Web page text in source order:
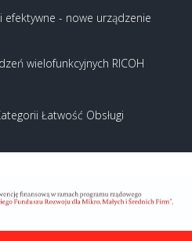
- nowe urządzenie
wielofunkcyjnych RICOH
Łatwość Obsługi